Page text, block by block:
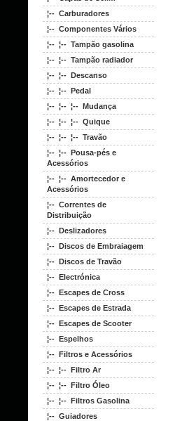
¦-- Carburadores
¦-- Componentes Vários
¦-- ¦-- Tampão gasolina
¦-- ¦-- Tampão radiador
¦-- ¦-- Descanso
¦-- ¦-- Pedal
¦-- ¦-- ¦-- Mudança
¦-- ¦-- ¦-- Quique
¦-- ¦-- ¦-- Travão
¦-- ¦-- Pousa-pés e
Acessórios
¦-- ¦-- Amortecedor e
Acessórios
¦-- Correntes de
Distribuição
¦-- Deslizadores
¦-- Discos de Embraiagem
¦-- Discos de Travão
¦-- Electrónica
¦-- Escapes de Cross
¦-- Escapes de Estrada
¦-- Escapes de Scooter
¦-- Espelhos
¦-- Filtros e Acessórios
¦-- ¦-- Filtro Ar
¦-- ¦-- Filtro Óleo
¦-- ¦-- Filtros Gasolina
¦-- Guiadores